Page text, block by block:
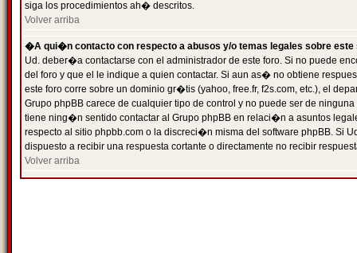
siga los procedimientos ah� descritos.
Volver arriba
�A qui�n contacto con respecto a abusos y/o temas legales sobre este
Ud. deber�a contactarse con el administrador de este foro. Si no puede
del foro y que el le indique a quien contactar. Si aun as� no obtiene
este foro corre sobre un dominio gr�tis (yahoo, free.fr, f2s.com, etc.), el
Grupo phpBB carece de cualquier tipo de control y no puede ser de
tiene ning�n sentido contactar al Grupo phpBB en relaci�n a asuntos
respecto al sitio phpbb.com o la discreci�n misma del software phpBB. Si
dispuesto a recibir una respuesta cortante o directamente no recibir
Volver arriba